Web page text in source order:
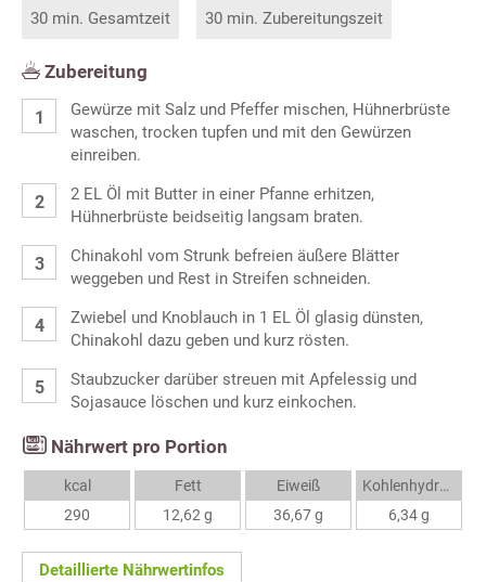
30 min. Gesamtzeit 30 min. Zubereitungszeit
Zubereitung
Gewürze mit Salz und Pfeffer mischen, Hühnerbrüste
waschen, trocken tupfen und mit den Gewürzen
einreiben.
2 EL Öl mit Butter in einer Pfanne erhitzen,
Hühnerbrüste beidseitig langsam braten.
Chinakohl vom Strunk befreien äußere Blätter
weggeben und Rest in Streifen schneiden.
Zwiebel und Knoblauch in 1 EL Öl glasig dünsten,
Chinakohl dazu geben und kurz rösten.
Staubzucker darüber streuen mit Apfelessig und
Sojasauce löschen und kurz einkochen.
Nährwert pro Portion
kcal
290
Fett
12,62 g
Eiweiß
36,67 g
Kohlenhydrate
6,34 g
Detaillierte Nährwertinfos